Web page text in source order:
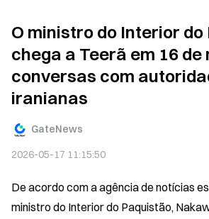
O ministro do Interior
chega a Teerã em 16 de
conversas com
iranianas
GateNews
2026-05-17 11:15:50
De acordo com a agência de notícias
ministro do Interior do Paquistão,